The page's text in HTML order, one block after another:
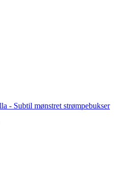
- Subtil mønstret strømpebukser